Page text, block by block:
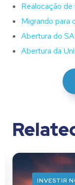
Realocação de
Migrando para
Abertura do
Abertura da
INVESTIR